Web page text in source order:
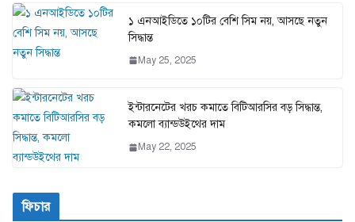
১ এনআইডিতে ১০টির বেশি সিম নয়, আসছে নতুন
সিদ্ধান্ত
May 25, 2025
ইন্টারনেটের খরচ কমাতে বিটিআরসির বড় সিদ্ধান্ত,
কমলো ব্যান্ডউইথের দাম
May 22, 2025
ফিচার